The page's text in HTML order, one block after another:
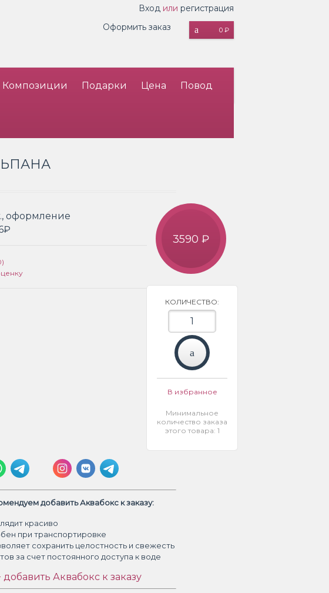
Вход или регистрация
0 ₽
Оформить заказ
Композиции Подарки Цена Повод
оформление
3590 ₽
КОЛИЧЕСТВО:
В избранное
Минимальное
количество заказа
этого товара: 1
добавить Аквабокс к заказу:
красиво
при транспортировке
сохранить целостность и свежесть
за счет постоянного доступа к воде
добавить Аквабокс к заказу